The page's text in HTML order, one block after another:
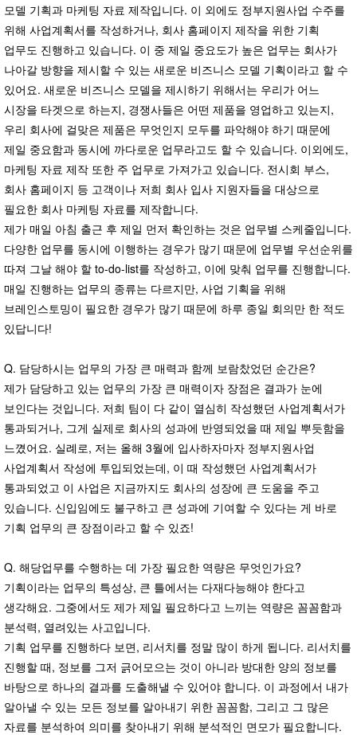
모델 기획과 마케팅 자료 제작입니다. 이 외에도 정부지원사업 수주를
위해 사업계획서를 작성하거나, 회사 홈페이지 제작을 위한 기획
업무도 진행하고 있습니다. 이 중 제일 중요도가 높은 업무는 회사가
나아갈 방향을 제시할 수 있는 새로운 비즈니스 모델 기획이라고 할 수
있어요. 새로운 비즈니스 모델을 제시하기 위해서는 우리가 어느
시장을 타겟으로 하는지, 경쟁사들은 어떤 제품을 영업하고 있는지,
우리 회사에 걸맞은 제품은 무엇인지 모두를 파악해야 하기 때문에
제일 중요함과 동시에 까다로운 업무라고도 할 수 있습니다. 이외에도,
마케팅 자료 제작 또한 주 업무로 가져가고 있습니다. 전시회 부스,
회사 홈페이지 등 고객이나 저희 회사 입사 지원자들을 대상으로
필요한 회사 마케팅 자료를 제작합니다.
제가 매일 아침 출근 후 제일 먼저 확인하는 것은 업무별 스케줄입니다.
다양한 업무를 동시에 이행하는 경우가 많기 때문에 업무별 우선순위를
따져 그날 해야 할 to-do-list를 작성하고, 이에 맞춰 업무를 진행합니다.
매일 진행하는 업무의 종류는 다르지만, 사업 기획을 위해
브레인스토밍이 필요한 경우가 많기 때문에 하루 종일 회의만 한 적도
있답니다!
Q. 담당하시는 업무의 가장 큰 매력과 함께 보람찼었던 순간은?
제가 담당하고 있는 업무의 가장 큰 매력이자 장점은 결과가 눈에
보인다는 것입니다. 저희 팀이 다 같이 열심히 작성했던 사업계획서가
통과되거나, 그게 실제로 회사의 성과에 반영되었을 때 제일 뿌듯함을
느꼈어요. 실례로, 저는 올해 3월에 입사하자마자 정부지원사업
사업계획서 작성에 투입되었는데, 이 때 작성했던 사업계획서가
통과되었고 이 사업은 지금까지도 회사의 성장에 큰 도움을 주고
있습니다. 신입임에도 불구하고 큰 성과에 기여할 수 있다는 게 바로
기획 업무의 큰 장점이라고 할 수 있죠!
Q. 해당업무를 수행하는 데 가장 필요한 역량은 무엇인가요?
기획이라는 업무의 특성상, 큰 틀에서는 다재다능해야 한다고
생각해요. 그중에서도 제가 제일 필요하다고 느끼는 역량은 꼼꼼함과
분석력, 열려있는 사고입니다.
기획 업무를 진행하다 보면, 리서치를 정말 많이 하게 됩니다. 리서치를
진행할 때, 정보를 그저 긁어모으는 것이 아니라 방대한 양의 정보를
바탕으로 하나의 결과를 도출해낼 수 있어야 합니다. 이 과정에서 내가
알아낼 수 있는 모든 정보를 알아내기 위한 꼼꼼함, 그리고 그 많은
자료를 분석하여 의미를 찾아내기 위해 분석적인 면모가 필요합니다.